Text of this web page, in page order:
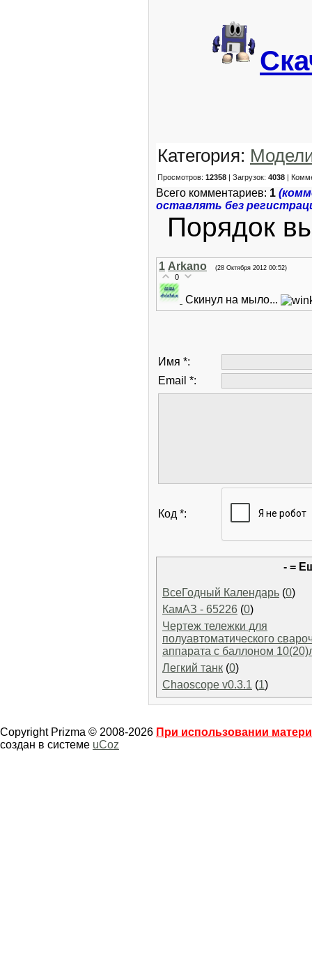
Категория:
Просмотров: 12358 | Загрузок: 4038 |
Всего комментариев: 1
оставлять без
Порядок
1 Arkano (28 Октября 2012 00:52)
0
Скинул на мыло...
Имя *:
Email *:
Код *:
- =
ВсеГодный Календарь (0)
КамАЗ - 65226 (0)
Чертеж тележки для
полуавтоматического
аппарата с баллоном
Легкий танк (0)
Chaoscope v0.3.1 (1)
Copyright Prizma © 2008-2026 При использовании
создан в системе uCoz